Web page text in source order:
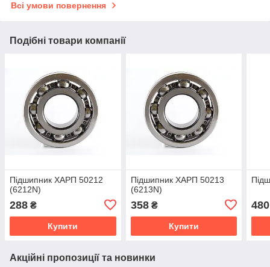
Всі умови повернення
Подібні товари компанії
Підшипник ХАРП 50212
(6212N)
288 ₴
Купити
Підшипник ХАРП 50213
(6213N)
358₴
Купити
480
Акційні пропозиції та новинки